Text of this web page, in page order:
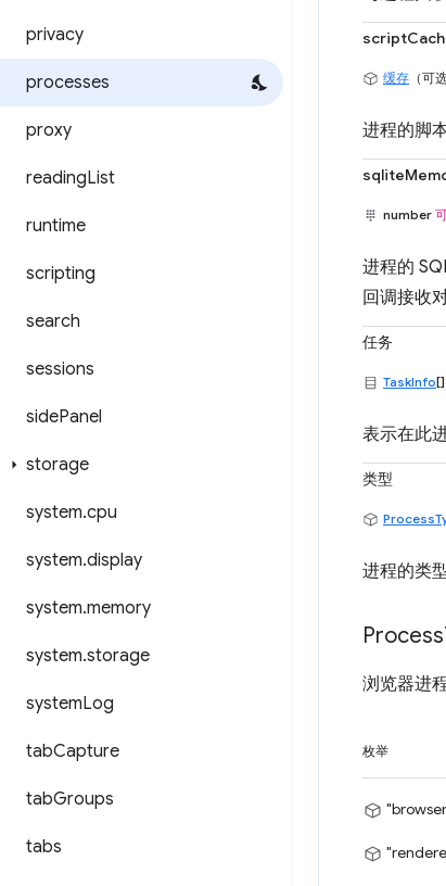
privacy
processes
proxy
readingList
runtime
scripting
search
sessions
sidePanel
storage
system.cpu
system.display
system.memory
system.storage
systemLog
tabCapture
tabGroups
tabs
缓存 （可
进程的脚
number
进程的
回调接收
任务
TaskInfo[]
表示在此
类型
进程的类型
Process
浏览器进
枚举